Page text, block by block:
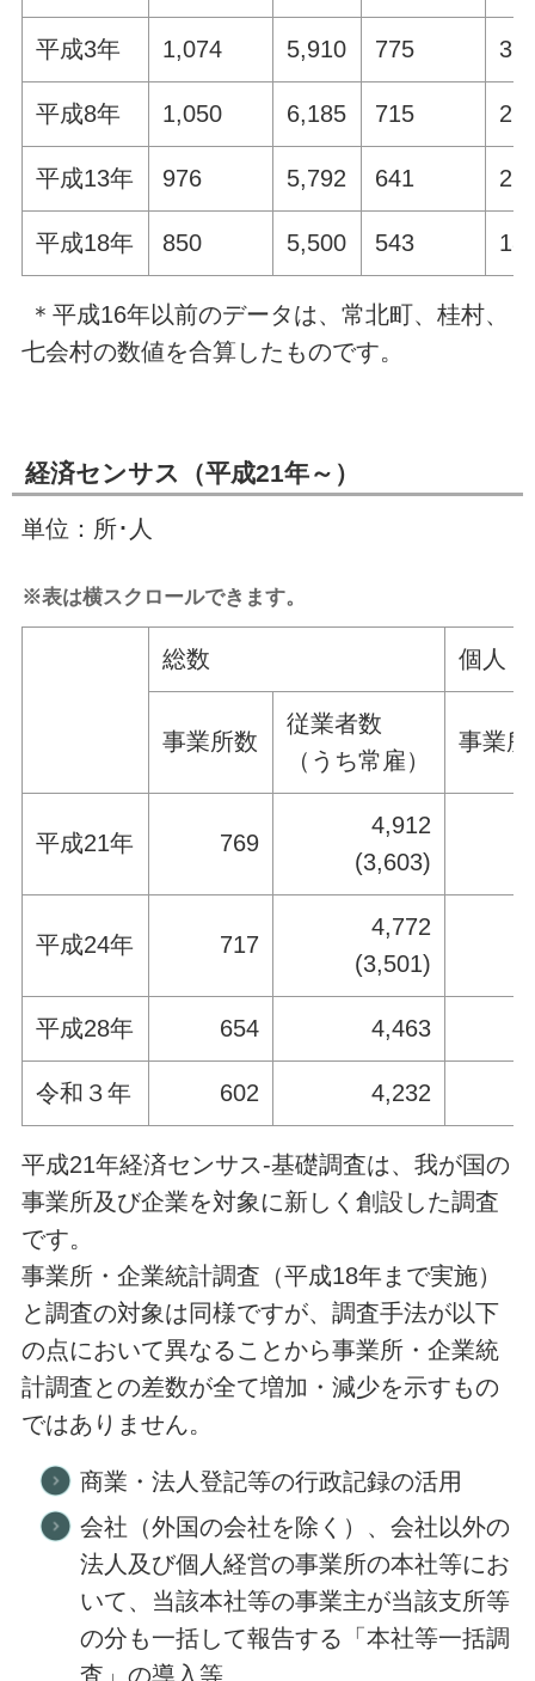
平成3年 1,074 5,910 775
平成8年 1,050 6,185 715
平成13年 976 5,792 641
平成18年 850 5,500 543
＊平成16年以前のデータは、常北町、桂村、
七会村の数値を合算したものです。
経済センサス（平成21年～）
単位：所･人
※表は横スクロールできます。
総数 個人
事業所数
従業者数
（うち常雇）
事業
平成21年 769
4,912
(3,603)
平成24年 717
4,772
(3,501)
平成28年 654 4,463
令和３年 602 4,232
平成21年経済センサス‐基礎調査は、我が国の
事業所及び企業を対象に新しく創設した調査
です。
事業所・企業統計調査（平成18年まで実施）
と調査の対象は同様ですが、調査手法が以下
の点において異なることから事業所・企業統
計調査との差数が全て増加・減少を示すもの
ではありません。
商業・法人登記等の行政記録の活用
会社（外国の会社を除く）、会社以外の
法人及び個人経営の事業所の本社等にお
いて、当該本社等の事業主が当該支所等
の分も一括して報告する「本社等一括調
査」の導入等